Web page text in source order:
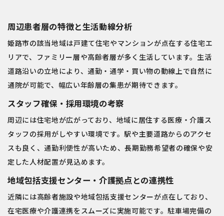
周辺患者層の特徴と生活動線分析
姫路市の該当地域は戸建て住宅やマンションが点在する住宅エ
リアで、ファミリー層や高齢者層が多く生活しています。生活
道路沿いの立地により、通勤・通学・買い物の動線上で自然に
通院が可能で、幅広い年齢層の集患が期待できます。
スタッフ確保・採用環境の考察
周辺には住宅地が広がっており、地域に居住する医療・介護ス
タッフの採用がしやすい環境です。駅や主要道路からのアクセ
スも良く、通勤利便性が高いため、長期勤務希望者の確保や安
定した人材配置が見込めます。
地域包括支援センター・介護拠点との連携性
近隣には高齢者施設や地域包括支援センターが点在しており、
在宅医療や介護連携をスムーズに実施可能です。駐車場完備の